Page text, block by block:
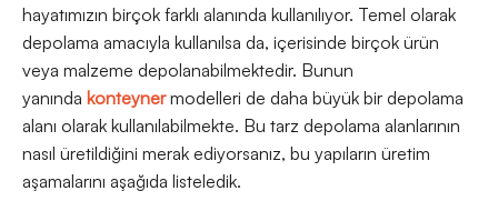
hayatımızın birçok farklı alanında kullanılıyor. Temel olarak
depolama amacıyla kullanılsa da, içerisinde birçok ürün
veya malzeme depolanabilmektedir. Bunun
yanında konteyner modelleri de daha büyük bir depolama
alanı olarak kullanılabilmekte. Bu tarz depolama alanlarının
nasıl üretildiğini merak ediyorsanız, bu yapıların üretim
aşamalarını aşağıda listeledik.